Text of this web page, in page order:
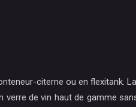
citerne ou en flexitank.
de vin haut de gamme